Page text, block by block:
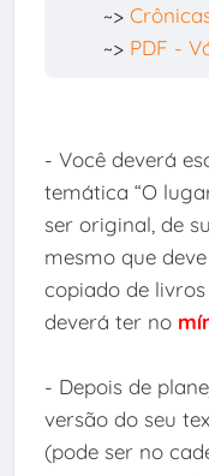
~>
~> PDF -
- Você deverá
temática “O
ser original, de
mesmo que
copiado de
deverá ter no
- Depois de
versão do seu
(pode ser no